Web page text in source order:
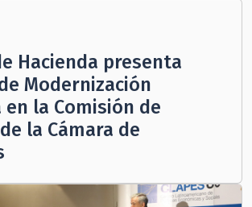
Hacienda presenta
Modernización
la Comisión de
la Cámara de